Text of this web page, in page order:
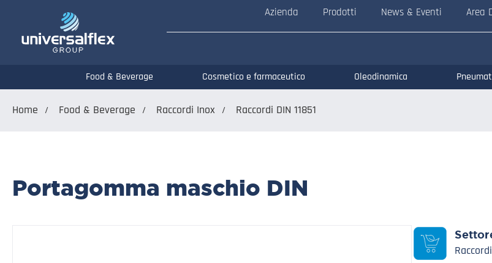
Azienda Prodotti News & Eventi Area
Food & Beverage Cosmetico e farmaceutico Oleodinamica
Home Food & Beverage Raccordi Inox Raccordi DIN 11851
Portagomma maschio DIN